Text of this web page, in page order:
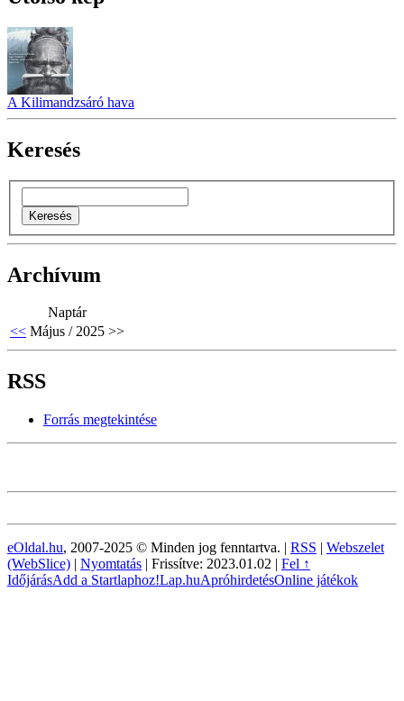
A Kilimandzsáró hava
Keresés
Archívum
Naptár
<< Május / 2025 >>
RSS
Forrás megtekintése
eOldal.hu, 2007-2025 © Minden jog fenntartva. | RSS | Webszelet
(WebSlice) | Nyomtatás | Frissítve: 2023.01.02 | Fel ↑
IdőjárásAdd a Startlaphoz!Lap.huApróhirdetésOnline játékok